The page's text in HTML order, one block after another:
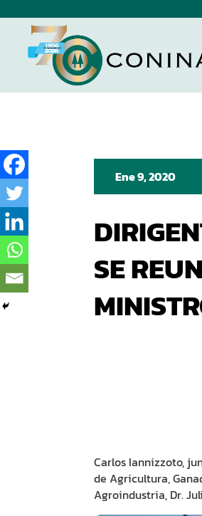
Ene 9, 2020
SE
Carlos Iannizzoto,
de Agricultura,
Agroindustria, Dr.